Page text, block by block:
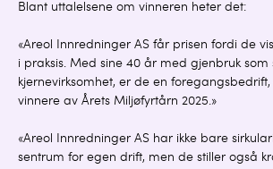
Blant uttalelsene om vinneren heter det:
«Areol Innredninger AS får prisen fordi de
i praksis. Med sine 40 år med gjenbruk som
kjernevirksomhet, er de en
vinnere av Årets Miljøfyrtårn 2025.»
«Areol Innredninger AS har ikke bare
sentrum for egen drift, men de stiller også